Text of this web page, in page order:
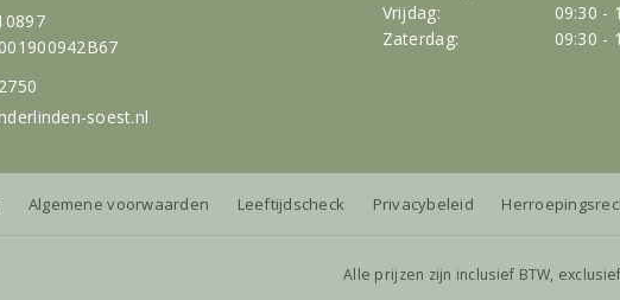
soest.nl
Vrijdag:
09:30 -
Zaterdag:
09:30 -
Algemene voorwaarden Leeftijdscheck Privacybeleid
Alle prijzen zijn inclusief BTW,